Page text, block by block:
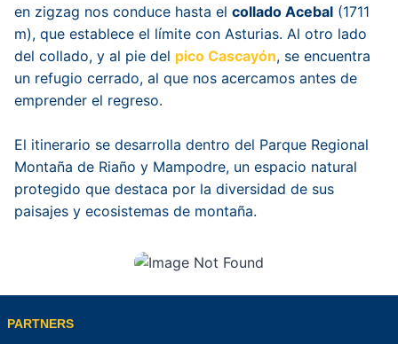
en zigzag nos conduce hasta el collado Acebal (1711
m), que establece el límite con Asturias. Al otro lado
del collado, y al pie del pico Cascayón, se encuentra
un refugio cerrado, al que nos acercamos antes de
emprender el regreso.
El itinerario se desarrolla dentro del Parque Regional
Montaña de Riaño y Mampodre, un espacio natural
protegido que destaca por la diversidad de sus
paisajes y ecosistemas de montaña.
PARTNERS